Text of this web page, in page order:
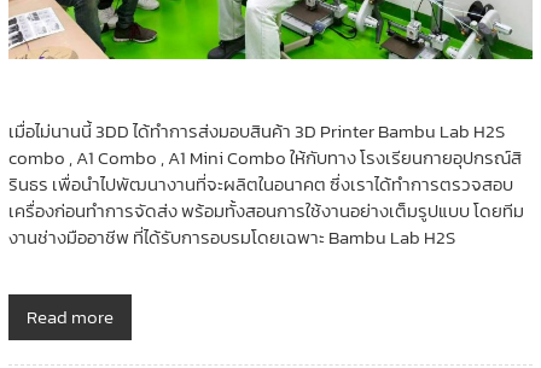
เมื่อไม่นานนี้ 3DD ได้ทำการส่งมอบสินค้า 3D Printer Bambu Lab H2S
combo , A1 Combo , A1 Mini Combo ให้กับทาง โรงเรียนกายอุปกรณ์สิ
รินธร เพื่อนำไปพัฒนางานที่จะผลิตในอนาคต ซึ่งเราได้ทำการตรวจสอบ
เครื่องก่อนทำการจัดส่ง พร้อมทั้งสอนการใช้งานอย่างเต็มรูปแบบ โดยทีม
งานช่างมืออาชีพ ที่ได้รับการอบรมโดยเฉพาะ Bambu Lab H2S
Read more